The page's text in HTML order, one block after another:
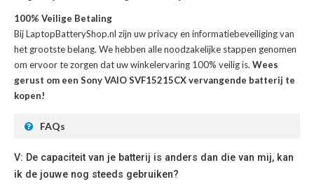
100% Veilige Betaling
Bij LaptopBatteryShop.nl zijn uw privacy en informatiebeveiliging van
het grootste belang. We hebben alle noodzakelijke stappen genomen
om ervoor te zorgen dat uw winkelervaring 100% veilig is. Wees
gerust om een Sony VAIO SVF15215CX vervangende batterij te
kopen!
FAQs
V: De capaciteit van je batterij is anders dan die van mij, kan
ik de jouwe nog steeds gebruiken?